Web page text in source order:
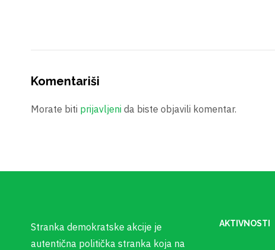
Komentariši
Morate biti prijavljeni da biste objavili komentar.
Stranka demokratske akcije je
autentična politička stranka koja na
AKTIVNOSTI